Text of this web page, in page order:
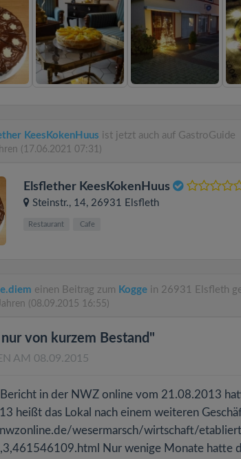
KeesKokenHuus ist jetzt auch auf GastroGuide
(17.06.2021 07:31)
Elsflether KeesKokenHuus
Steinstr., 14, 26931 Elsfleth
Restaurant Cafe
einen Beitrag zum Kogge in 26931 Elsfleth
(08.09.2015 16:55)
von kurzem Bestand"
AM 08.09.2015
Bericht in der NWZ online vom 21.08.2013
heißt das Lokal nach einem weiteren
wesermarsch/wirtschaft/
Nur wenige Monate hatte